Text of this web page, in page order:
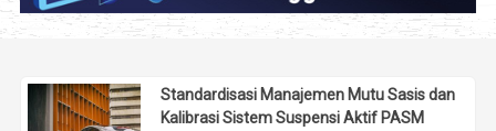
Standardisasi Manajemen Mutu Sasis dan
Kalibrasi Sistem Suspensi Aktif PASM